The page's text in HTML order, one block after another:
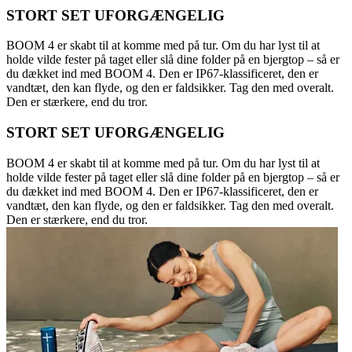
STORT SET UFORGÆNGELIG
BOOM 4 er skabt til at komme med på tur. Om du har lyst til at
holde vilde fester på taget eller slå dine folder på en bjergtop – så er
du dækket ind med BOOM 4. Den er IP67-klassificeret, den er
vandtæt, den kan flyde, og den er faldsikker. Tag den med overalt.
Den er stærkere, end du tror.
STORT SET UFORGÆNGELIG
BOOM 4 er skabt til at komme med på tur. Om du har lyst til at
holde vilde fester på taget eller slå dine folder på en bjergtop – så er
du dækket ind med BOOM 4. Den er IP67-klassificeret, den er
vandtæt, den kan flyde, og den er faldsikker. Tag den med overalt.
Den er stærkere, end du tror.